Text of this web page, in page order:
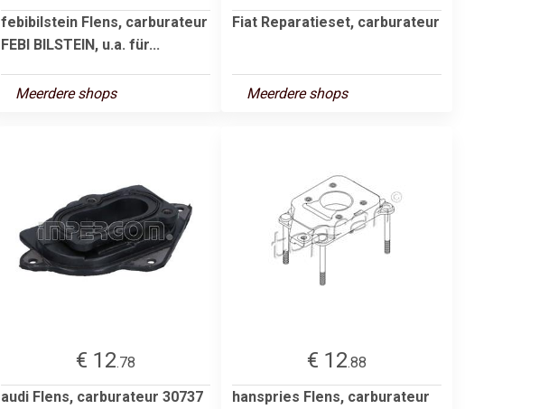
febibilstein Flens, carburateur
FEBI BILSTEIN, u.a. für...
Meerdere shops
Fiat Reparatieset, carburateur
Meerdere shops
€ 12.78
audi Flens, carburateur 30737
€ 12.88
hanspries Flens, carburateur